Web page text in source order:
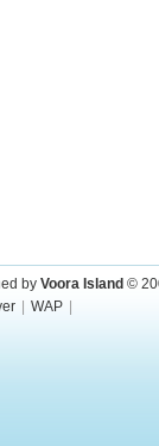
by Voora Island ©
WAP